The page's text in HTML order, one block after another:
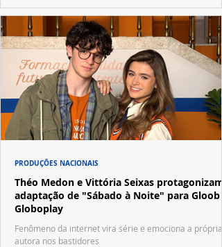
Théo Medon e Vittória Seixas protagonizam
adaptação de "Sábado à Noite" para Gloob e
Globoplay
Fenômeno da internet vira série e emociona a própria
autora nos bastidores
PRODUÇÕES NACIONAIS